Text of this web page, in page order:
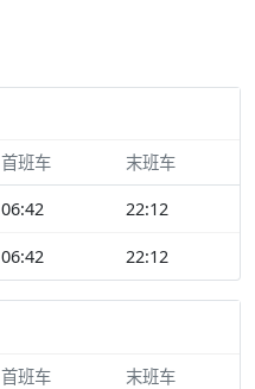
首班车 末班车
06:42 22:12
06:42 22:12
首班车 末班车